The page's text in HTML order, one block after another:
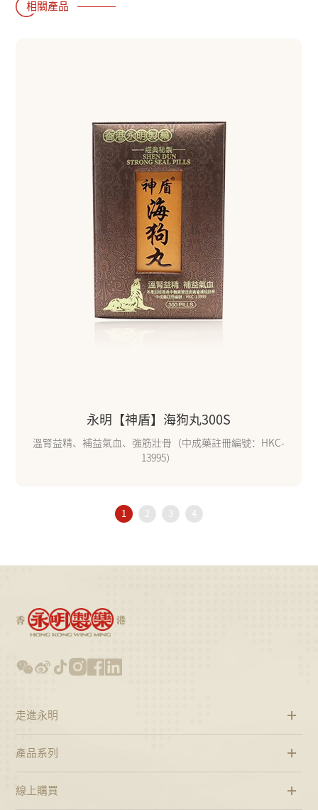
相關產品
永明【神盾】海狗丸300S
溫腎益精、補益氣血、強筋壯骨（中成藥註冊編號：HKC-
13995）
1 2 3 4
走進永明
產品系列
線上購買